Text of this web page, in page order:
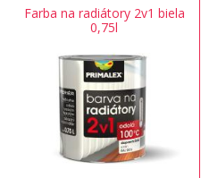
Farba na radiátory 2v1 biela
0,75l